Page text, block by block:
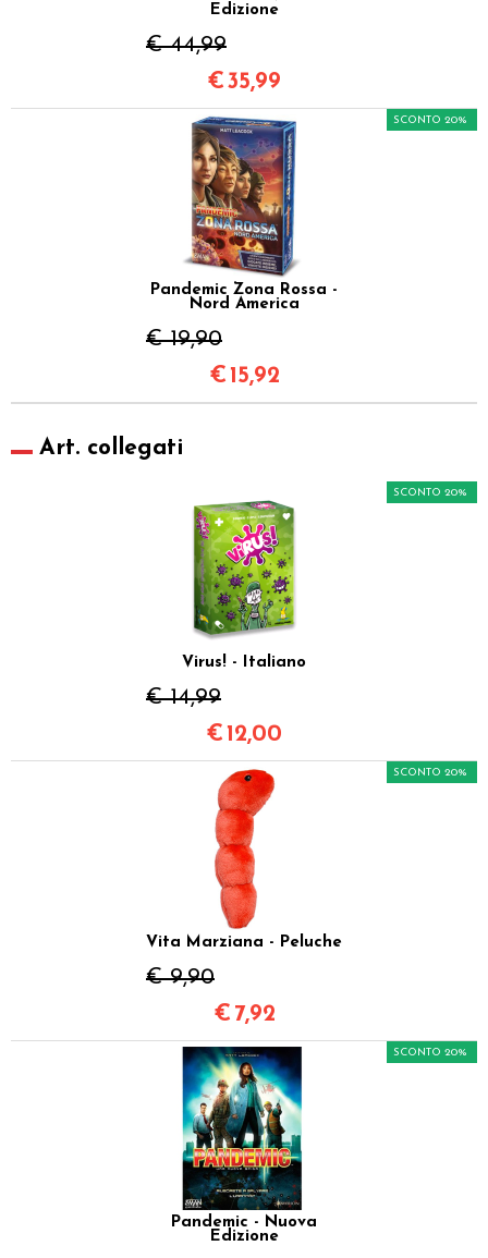
Edizione
€ 44,99
€35,99
Pandemic Zona Rossa -
Nord America
€ 19,90
SCONTO 20%
€ 15,92
Art. collegati
Virus! - Italiano
€ 14,99
SCONTO 20%
€ 12,00
Vita Marziana - Peluche
€ 9,90
SCONTO 20%
€ 7,92
Pandemic - Nuova
Edizione
SCONTO 20%